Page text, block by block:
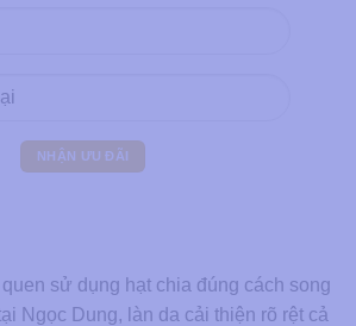
sử dụng hạt chia đúng cách song
Ngọc Dung, làn da cải thiện rõ rệt cả